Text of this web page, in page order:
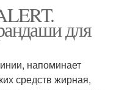
для
напоминает
средств жирная,